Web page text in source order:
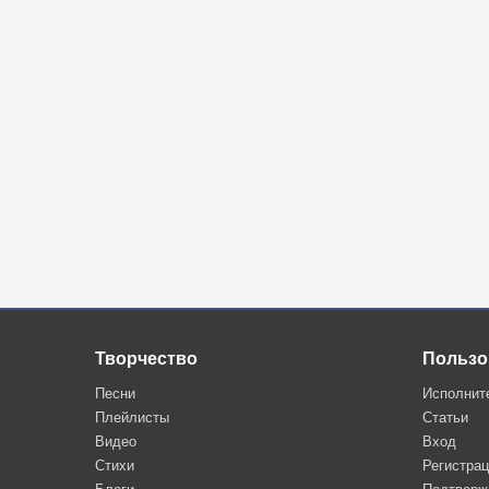
Творчество
Песни
Плейлисты
Видео
Стихи
Статьи
Вход